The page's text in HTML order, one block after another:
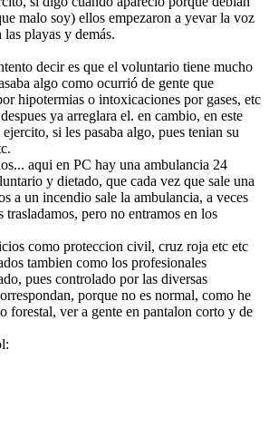
malo soy) ellos empezaron a yevar la voz
playas y demás.
decir es que el voluntario tiene mucho
algo como ocurrió de gente que
hipotermias o intoxicaciones por gases, etc
ya arreglara el. en cambio, en este
si les pasaba algo, pues tenian su
aqui en PC hay una ambulancia 24
y dietado, que cada vez que sale una
a un incendio sale la ambulancia, a veces
trasladamos, pero no entramos en los
como proteccion civil, cruz roja etc etc
tambien como los profesionales
pues controlado por las diversas
porque no es normal, como he
forestal, ver a gente en pantalon corto y de